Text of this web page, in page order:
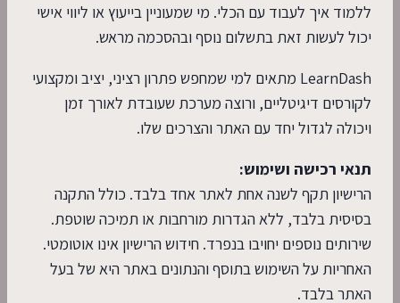
ללמוד איך לעבוד עם הכלי. מי שמעוניין בייעוץ או ליווי אישי
יכול לעשות זאת בתשלום נוסף ובהסכמה מראש.
LearnDash מתאים למי שמחפש פתרון רציני, יציב ומקצועי
לקורסים דיגיטליים, ורוצה מערכת שעובדת לאורך זמן
ויכולה לגדול יחד עם האתר והצרכים שלו.
תנאי רכישה ושימוש:
הרישיון תקף לשנה אחת לאתר אחד בלבד. כולל התקנה
בסיסית בלבד, ללא הגדרות מורחבות או תמיכה שוטפת.
שירותים נוספים יחויבו בנפרד. חידוש הרישיון אינו אוטומטי.
האחריות על השימוש בתוסף והנתונים באתר היא של בעל
האתר בלבד.